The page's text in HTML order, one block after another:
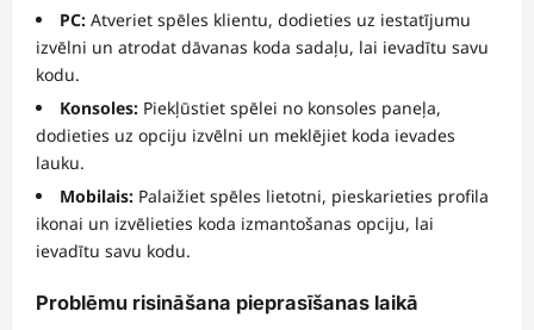
PC: Atveriet spēles klientu, dodieties uz iestatījumu
izvēlni un atrodat dāvanas koda sadaļu, lai ievadītu savu
kodu.
Konsoles: Piekļūstiet spēlei no konsoles paneļa,
dodieties uz opciju izvēlni un meklējiet koda ievades
lauku.
Mobilais: Palaižiet spēles lietotni, pieskarieties profila
ikonai un izvēlieties koda izmantošanas opciju, lai
ievadītu savu kodu.
Problēmu risināšana pieprasīšanas laikā